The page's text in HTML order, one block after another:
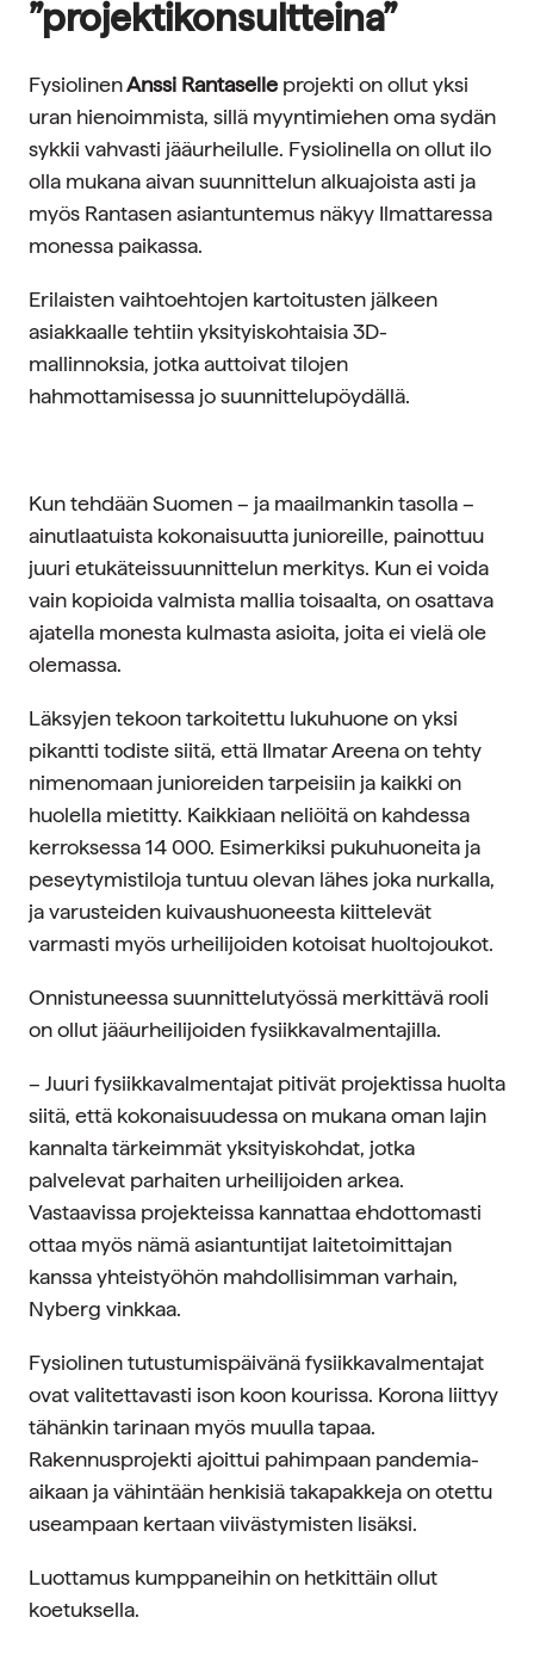
”projektikonsultteina”
FysiolinenAnssi Rantaselle projekti on ollut yksi
uran hienoimmista, sillä myyntimiehen oma sydän
sykkii vahvasti jääurheilulle. Fysiolinella on ollut ilo
olla mukana aivan suunnittelun alkuajoista asti ja
myös Rantasen asiantuntemus näkyy Ilmattaressa
monessa paikassa.
Erilaisten vaihtoehtojen kartoitusten jälkeen
asiakkaalle tehtiin yksityiskohtaisia 3D-
mallinnoksia, jotka auttoivat tilojen
hahmottamisessa jo suunnittelupöydällä.
Kun tehdään Suomen – ja maailmankin tasolla –
ainutlaatuista kokonaisuutta junioreille, painottuu
juuri etukäteissuunnittelun merkitys. Kun ei voida
vain kopioida valmista mallia toisaalta, on osattava
ajatella monesta kulmasta asioita, joita ei vielä ole
olemassa.
Läksyjen tekoon tarkoitettu lukuhuone on yksi
pikantti todiste siitä, että Ilmatar Areena on tehty
nimenomaan junioreiden tarpeisiin ja kaikki on
huolella mietitty. Kaikkiaan neliöitä on kahdessa
kerroksessa 14 000. Esimerkiksi pukuhuoneita ja
peseytymistiloja tuntuu olevan lähes joka nurkalla,
ja varusteiden kuivaushuoneesta kiittelevät
varmasti myös urheilijoiden kotoisat huoltojoukot.
Onnistuneessa suunnittelutyössä merkittävä rooli
on ollut jääurheilijoiden fysiikkavalmentajilla.
– Juuri fysiikkavalmentajat pitivät projektissa huolta
siitä, että kokonaisuudessa on mukana oman lajin
kannalta tärkeimmät yksityiskohdat, jotka
palvelevat parhaiten urheilijoiden arkea.
Vastaavissa projekteissa kannattaa ehdottomasti
ottaa myös nämä asiantuntijat laitetoimittajan
kanssa yhteistyöhön mahdollisimman varhain,
Nyberg vinkkaa.
Fysiolinen tutustumispäivänä fysiikkavalmentajat
ovat valitettavasti ison koon kourissa. Korona liittyy
tähänkin tarinaan myös muulla tapaa.
Rakennusprojekti ajoittui pahimpaan pandemia-
aikaan ja vähintään henkisiä takapakkeja on otettu
useampaan kertaan viivästymisten lisäksi.
Luottamus kumppaneihin on hetkittäin ollut
koetuksella.